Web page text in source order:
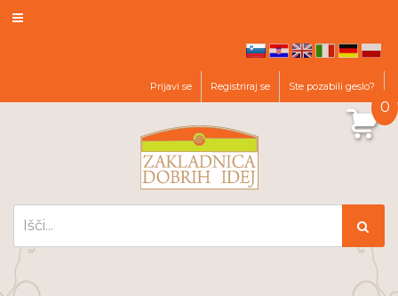
de pl
Prijavi se Registriraj se Ste pozabili geslo?
0